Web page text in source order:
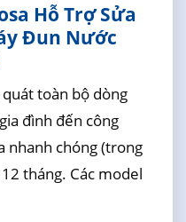
Hỗ Trợ Sửa
Đun Nước
toàn bộ dòng
đình đến công
nhanh chóng (trong
tháng. Các model